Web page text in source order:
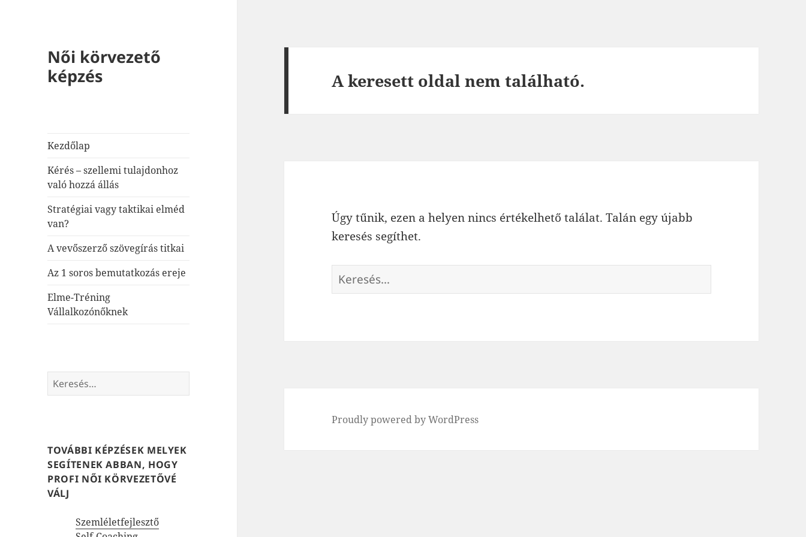
Női körvezető
képzés
Kezdőlap
Kérés – szellemi tulajdonhoz
való hozzá állás
Stratégiai vagy taktikai elméd
van?
A vevőszerző szövegírás titkai
Az 1 soros bemutatkozás ereje
Elme-Tréning
Vállalkozónőknek
Keresés:
TOVÁBBI KÉPZÉSEK MELYEK
SEGÍTENEK ABBAN, HOGY
PROFI NŐI KÖRVEZETŐVÉ
VÁLJ
Szemléletfejlesztő
A keresett oldal nem található.
Úgy tűnik, ezen a helyen nincs értékelhető találat. Talán egy újabb
keresés segíthet.
Keresés:
Proudly powered by WordPress